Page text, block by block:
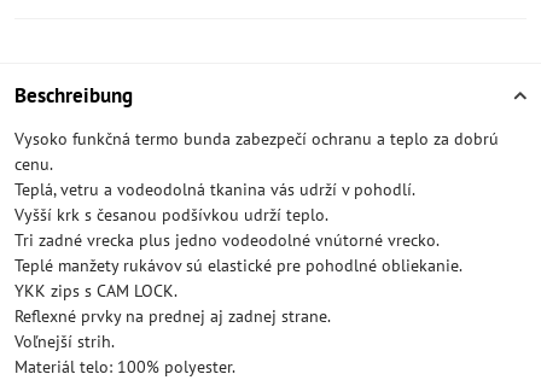
Beschreibung
Vysoko funkčná termo bunda zabezpečí ochranu a teplo za dobrú
cenu.
Teplá, vetru a vodeodolná tkanina vás udrží v pohodlí.
Vyšší krk s česanou podšívkou udrží teplo.
Tri zadné vrecka plus jedno vodeodolné vnútorné vrecko.
Teplé manžety rukávov sú elastické pre pohodlné obliekanie.
YKK zips s CAM LOCK.
Reflexné prvky na prednej aj zadnej strane.
Voľnejší strih.
Materiál telo: 100% polyester.